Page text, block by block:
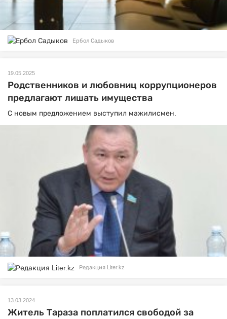
Ербол Садыков
19.05.2025
Родственников и любовниц коррупционеров
предлагают лишать имущества
С новым предложением выступил мажилисмен.
Редакция Liter.kz
13.03.2024
Житель Тараза поплатился свободой за